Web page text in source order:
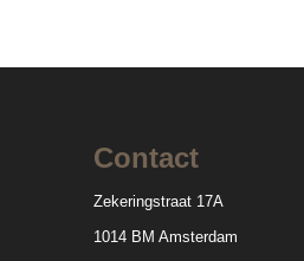
Contact
Zekeringstraat 17A
1014 BM Amsterdam